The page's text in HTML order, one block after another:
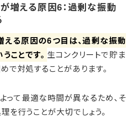
増える原因6：過剰な振動
える原因の6つ目は、過剰な振動
ことです。 生コンクリートで貯ま
で対処することがあります。
って最適な時間が異なるため、そ
を行うことが大切でしょう。